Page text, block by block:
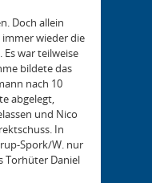
Doch allein
wieder die
war teilweise
bildete das
nach 10
abgelegt,
und Nico
In
Spork/W. nur
Torhüter Daniel